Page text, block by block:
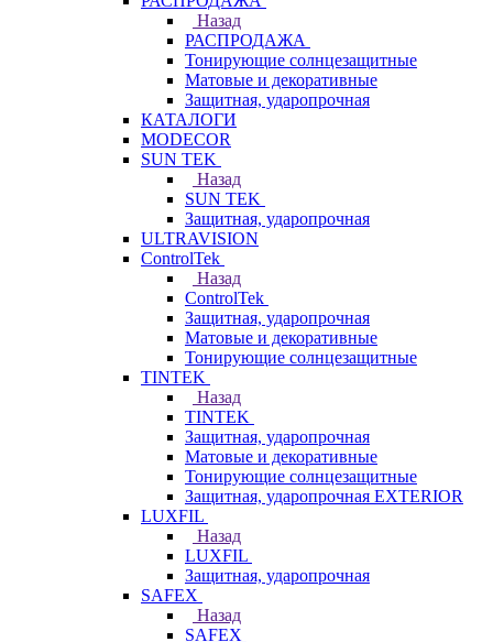
Назад
РАСПРОДАЖА
Тонирующие солнцезащитные
Матовые и декоративные
Защитная, ударопрочная
КАТАЛОГИ
MODECOR
SUN TEK
Назад
SUN TEK
Защитная, ударопрочная
ULTRAVISION
ControlTek
Назад
ControlTek
Защитная, ударопрочная
Матовые и декоративные
Тонирующие солнцезащитные
TINTEK
Назад
TINTEK
Защитная, ударопрочная
Матовые и декоративные
Тонирующие солнцезащитные
Защитная, ударопрочная EXTERIOR
LUXFIL
Назад
LUXFIL
Защитная, ударопрочная
SAFEX
Назад
SAFEX